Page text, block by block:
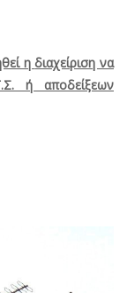
η διαχείριση να
ή αποδείξεων